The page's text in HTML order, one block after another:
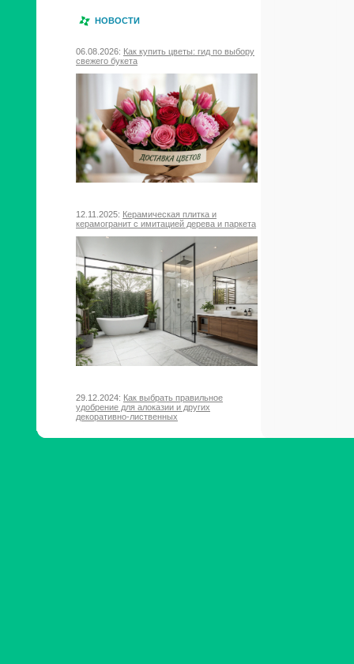
НОВОСТИ
06.08.2026: Как купить цветы: гид по выбору
свежего букета
12.11.2025: Керамическая плитка и
керамогранит с имитацией дерева и паркета
29.12.2024: Как выбрать правильное
удобрение для алоказии и других
декоративно-лиственных